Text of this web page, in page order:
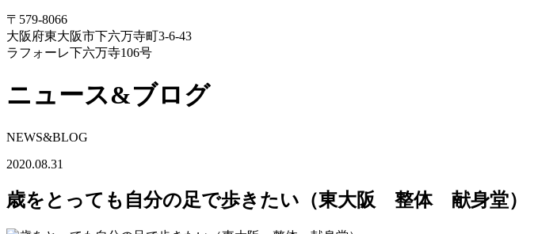
〒579-8066
大阪府東大阪市下六万寺町3-6-43
ラフォーレ下六万寺106号
ニュース&ブログ
NEWS&BLOG
2020.08.31
歳をとっても自分の足で歩きたい（東大阪 整体 献身堂）